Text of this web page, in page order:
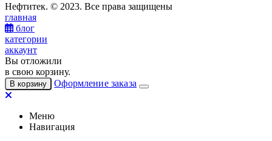
Нефтитек. © 2023. Все права защищены
главная
блог
категории
аккаунт
Вы отложили
в свою корзину.
В корзину Оформление заказа
Меню
Навигация